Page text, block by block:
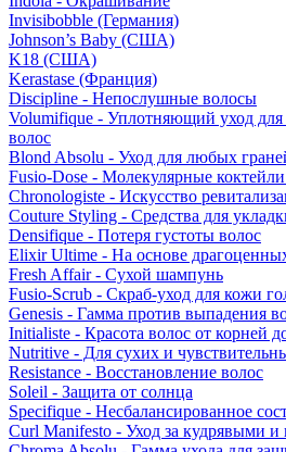
Invisibobble (Германия)
Johnson’s Baby (США)
K18 (США)
Kerastase (Франция)
Discipline - Непослушные волосы
Volumifique - Уплотняющий уход для
волос
Blond Absolu - Уход для любых
Fusio-Dose - Молекулярные
Chronologiste - Искусство
Couture Styling - Средства для
Densifique - Потеря густоты волос
Elixir Ultime - На основе
Fresh Affair - Сухой шампунь
Fusio-Scrub - Скраб-уход для кожи
Genesis - Гамма против выпадения
Initialiste - Красота волос от корней
Nutritive - Для сухих и
Resistance - Восстановление волос
Soleil - Защита от солнца
Specifique - Несбалансированное
Curl Manifesto - Уход за кудрявыми